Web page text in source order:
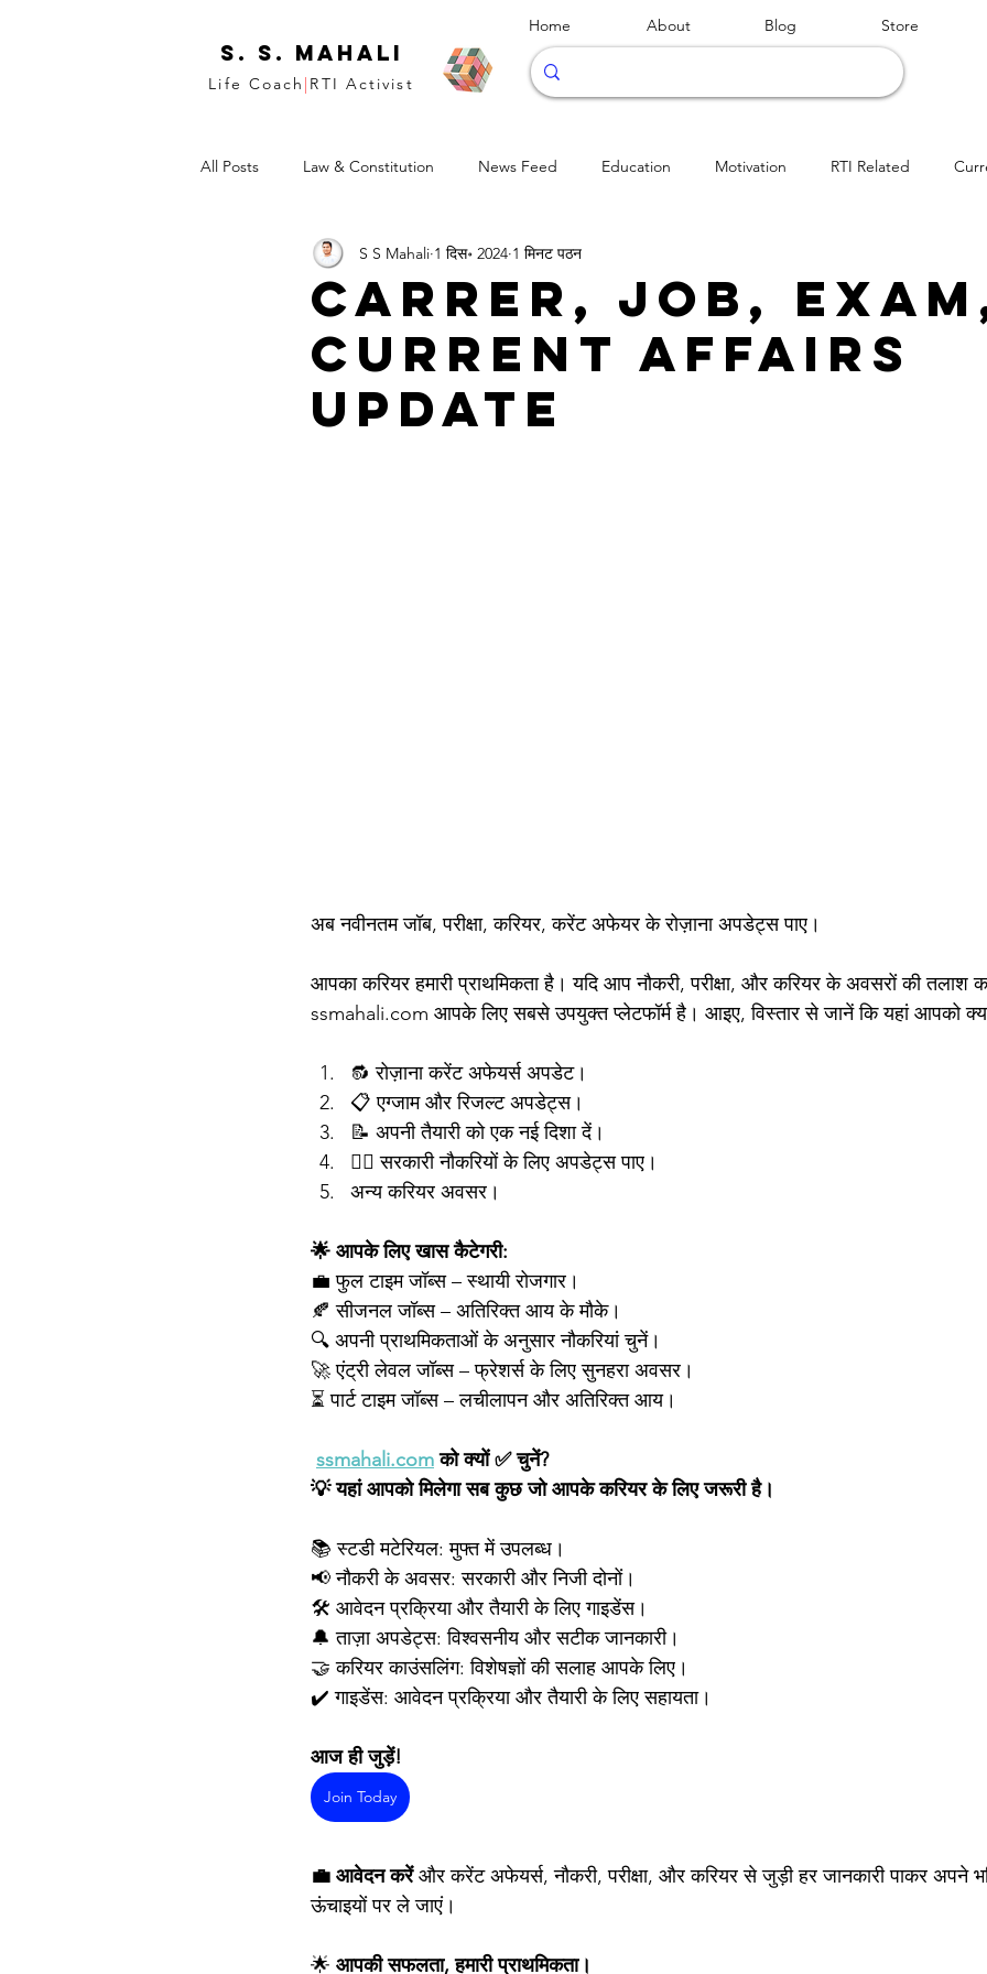
S. S. Mahali
Life Coach | RTI Activist
Home About Blog Store
All Posts Law & Constitution News Feed Education Motivation RTI Related
Carrer, Job,
Current Affairs
Update
S S Mahali 1 दिस॰ 2024 1 मिनट पठन
अब नवीनतम जॉब, परीक्षा, करियर, करेंट अफेयर के रोज़ाना अपडेट्स पाए।
आपका करियर हमारी प्राथमिकता है। यदि आप नौकरी, परीक्षा, और करियर के अवसरों की तलाश
ssmahali.com आपके लिए सबसे उपयुक्त प्लेटफॉर्म है। आइए, विस्तार से जानें कि यहां आपको
🔂 रोज़ाना करेंट अफेयर्स अपडेट।
📋 एग्जाम और रिजल्ट अपडेट्स।
📝 अपनी तैयारी को एक नई दिशा दें।
🧑‍✈️ सरकारी नौकरियों के लिए अपडेट्स पाए।
अन्य करियर अवसर।
🌟 आपके लिए खास कैटेगरी:
💼 फुल टाइम जॉब्स – स्थायी रोजगार।
🍂 सीजनल जॉब्स – अतिरिक्त आय के मौके।
🔍 अपनी प्राथमिकताओं के अनुसार नौकरियां चुनें।
🚀 एंट्री लेवल जॉब्स – फ्रेशर्स के लिए सुनहरा अवसर।
⏳ पार्ट टाइम जॉब्स – लचीलापन और अतिरिक्त आय।
ssmahali.com को क्यों ✅ चुनें?
💡 यहां आपको मिलेगा सब कुछ जो आपके करियर के लिए जरूरी है।
📚 स्टडी मटेरियल: मुफ्त में उपलब्ध।
📢 नौकरी के अवसर: सरकारी और निजी दोनों।
🛠️ आवेदन प्रक्रिया और तैयारी के लिए गाइडेंस।
🔔 ताज़ा अपडेट्स: विश्वसनीय और सटीक जानकारी।
🤝 करियर काउंसलिंग: विशेषज्ञों की सलाह आपके लिए।
✔️ गाइडेंस: आवेदन प्रक्रिया और तैयारी के लिए सहायता।
आज ही जुड़ें!
Join Today
💼 आवेदन करें और करेंट अफेयर्स, नौकरी, परीक्षा, और करियर से जुड़ी हर जानकारी पाकर अपने
ऊंचाइयों पर ले जाएं।
🌟 आपकी सफलता, हमारी प्राथमिकता।